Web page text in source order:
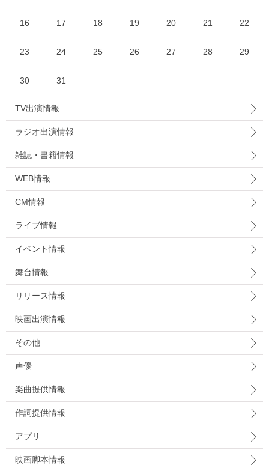
16 17 18 19 20 21 22
23 24 25 26 27 28 29
30 31
TV出演情報
ラジオ出演情報
雑誌・書籍情報
WEB情報
CM情報
ライブ情報
イベント情報
舞台情報
リリース情報
映画出演情報
その他
声優
楽曲提供情報
作詞提供情報
アプリ
映画脚本情報